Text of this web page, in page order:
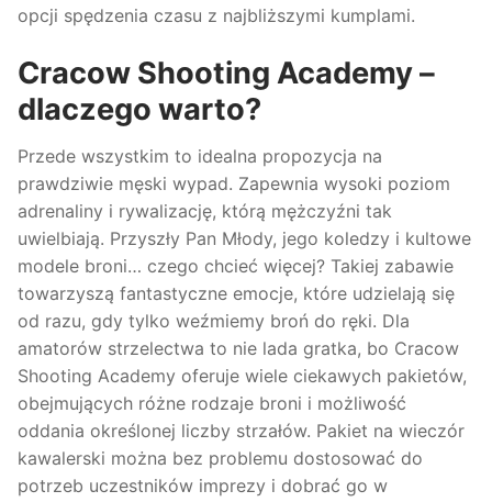
opcji spędzenia czasu z najbliższymi kumplami.
Cracow Shooting Academy –
dlaczego warto?
Przede wszystkim to idealna propozycja na
prawdziwie męski wypad. Zapewnia wysoki poziom
adrenaliny i rywalizację, którą mężczyźni tak
uwielbiają. Przyszły Pan Młody, jego koledzy i kultowe
modele broni… czego chcieć więcej? Takiej zabawie
towarzyszą fantastyczne emocje, które udzielają się
od razu, gdy tylko weźmiemy broń do ręki. Dla
amatorów strzelectwa to nie lada gratka, bo Cracow
Shooting Academy oferuje wiele ciekawych pakietów,
obejmujących różne rodzaje broni i możliwość
oddania określonej liczby strzałów. Pakiet na wieczór
kawalerski można bez problemu dostosować do
potrzeb uczestników imprezy i dobrać go w